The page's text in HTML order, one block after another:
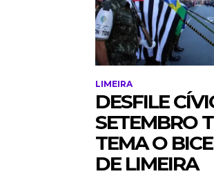
LIMEIRA
DESFILE
SETEMBRO
TEMA O
DE LIMEIRA